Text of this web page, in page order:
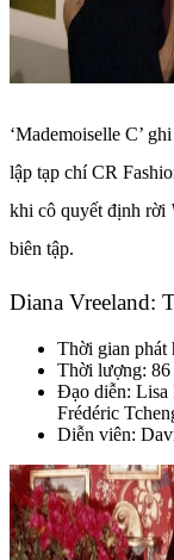
‘Mademoiselle C’
lập tạp chí CR
khi cô quyết định rời
biên tập.
Diana Vreeland:
Thời gian phát
Thời lượng: 86
Đạo diễn: Lisa
Frédéric
Diễn viên: